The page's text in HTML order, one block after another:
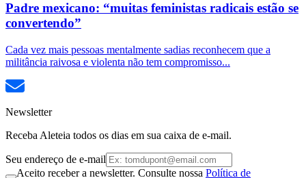
Padre mexicano: “muitas feministas radicais estão se
convertendo”
Cada vez mais pessoas mentalmente sadias reconhecem que a
militância raivosa e violenta não tem compromisso...
Newsletter
Receba Aleteia todos os dias em sua caixa de e-mail.
Seu endereço de e-mail
Aceito receber a newsletter. Consulte nossa Política de